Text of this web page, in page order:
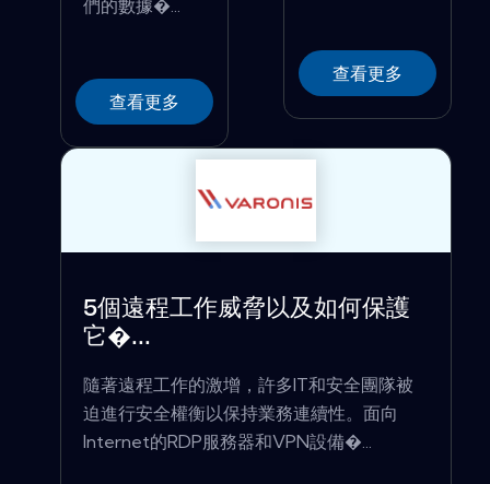
們的數據�...
查看更多
查看更多
5個遠程工作威脅以及如何保護
它�...
隨著遠程工作的激增，許多IT和安全團隊被
迫進行安全權衡以保持業務連續性。面向
Internet的RDP服務器和VPN設備�...